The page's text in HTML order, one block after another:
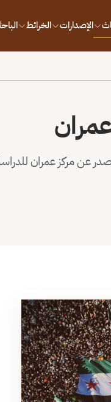
الإصدارات الخرائط
عن مركز عمران